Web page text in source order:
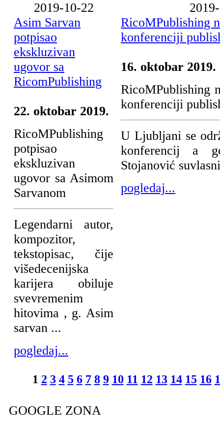
2019-10-22
Asim Sarvan
potpisao
ekskluzivan
ugovor sa
RicomPublishing
22. oktobar 2019.
RicoMPublishing
potpisao
ekskluzivan
ugovor sa Asimom
Sarvanom
Legendarni autor,
kompozitor,
tekstopisac, čije
višedecenijska
karijera obiluje
svevremenim
hitovima , g. Asim
sarvan ...
pogledaj...
RicoMPublishing
konferenciji
16. oktobar 2019.
RicoMPublishing
konferenciji
U Ljubljani se
konferencij a
Stojanović
pogledaj...
1 2 3 4 5 6 7 8 9 10 11 12 13 14 15 16
GOOGLE ZONA